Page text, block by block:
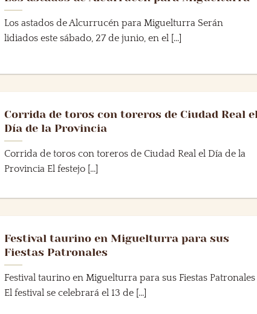
Los astados de Alcurrucén para Miguelturra Serán
lidiados este sábado, 27 de junio, en el [...]
Corrida de toros con toreros de Ciudad Real
Día de la Provincia
Corrida de toros con toreros de Ciudad Real el Día de la
Provincia El festejo [...]
Festival taurino en Miguelturra para sus
Fiestas Patronales
Festival taurino en Miguelturra para sus Fiestas Patronales
El festival se celebrará el 13 de [...]